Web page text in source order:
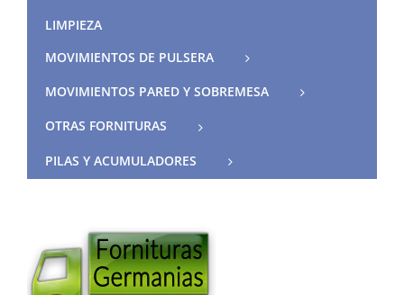
LIMPIEZA
MOVIMIENTOS DE PULSERA
MOVIMIENTOS PARED Y SOBREMESA
OTRAS FORNITURAS
PILAS Y ACUMULADORES